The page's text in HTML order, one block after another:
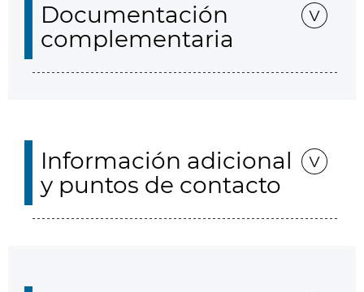
Documentación
complementaria
Información adicional
y puntos de contacto